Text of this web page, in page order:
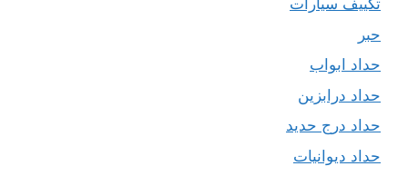
تكييف سيارات
حبر
حداد ابواب
حداد درابزين
حداد درج حديد
حداد ديوانيات